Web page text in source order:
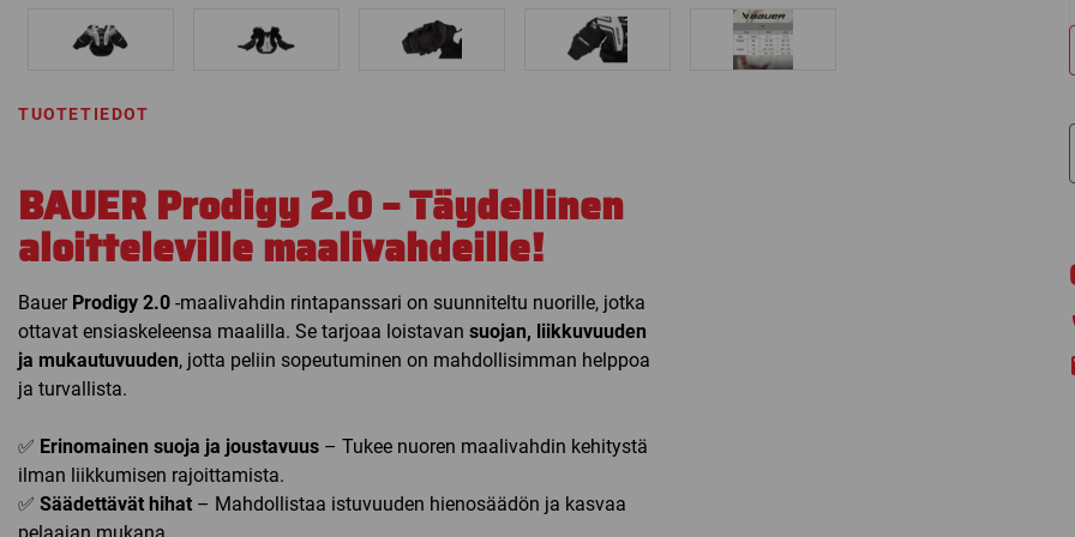
TUOTETIEDOT
BAUER Prodigy 2.0 – Täydellinen
aloitteleville maalivahdeille!
Bauer Prodigy 2.0 -maalivahdin rintapanssari on suunniteltu nuorille, jotka
ottavat ensiaskeleensa maalilla. Se tarjoaa loistavan suojan, liikkuvuuden
ja mukautuvuuden, jotta peliin sopeutuminen on mahdollisimman helppoa
ja turvallista.
✅ Erinomainen suoja ja joustavuus – Tukee nuoren maalivahdin kehitystä
ilman liikkumisen rajoittamista.
✅ Säädettävät hihat – Mahdollistaa istuvuuden hienosäädön ja kasvaa